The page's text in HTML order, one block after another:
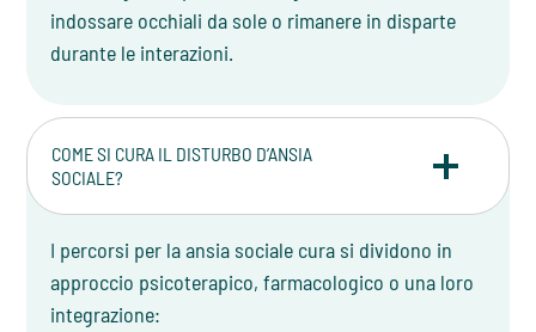
indossare occhiali da sole o rimanere in disparte
durante le interazioni.
COME SI CURA IL DISTURBO D’ANSIA
SOCIALE?
I percorsi per la ansia sociale cura si dividono in
approccio psicoterapico, farmacologico o una loro
integrazione: